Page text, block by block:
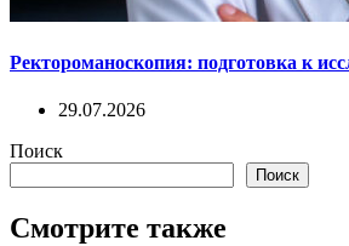
Ректороманоскопия: подготовка к
29.07.2026
Поиск
Поиск
Смотрите также